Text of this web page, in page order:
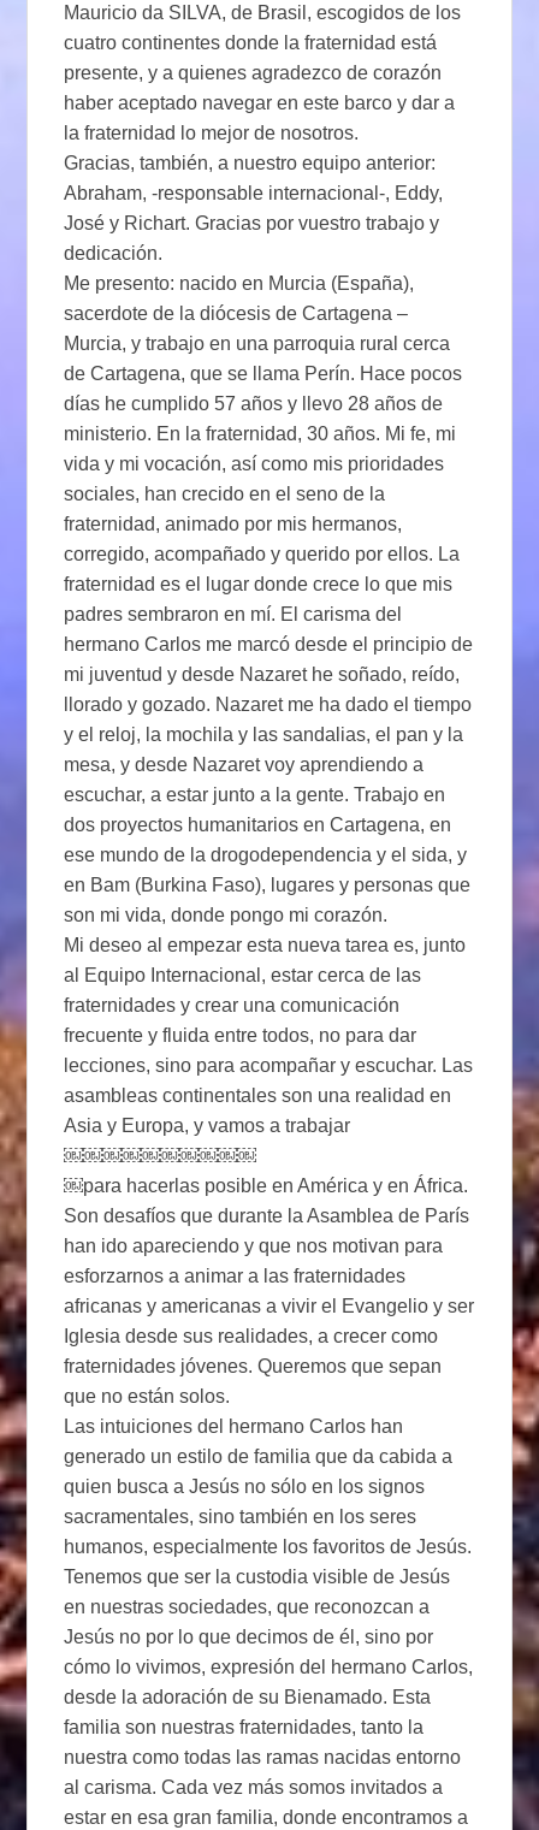
Mauricio da SILVA, de Brasil, escogidos de los
cuatro continentes donde la fraternidad está
presente, y a quienes agradezco de corazón
haber aceptado navegar en este barco y dar a
la fraternidad lo mejor de nosotros.
Gracias, también, a nuestro equipo anterior:
Abraham, -responsable internacional-, Eddy,
José y Richart. Gracias por vuestro trabajo y
dedicación.
Me presento: nacido en Murcia (España),
sacerdote de la diócesis de Cartagena –
Murcia, y trabajo en una parroquia rural cerca
de Cartagena, que se llama Perín. Hace pocos
días he cumplido 57 años y llevo 28 años de
ministerio. En la fraternidad, 30 años. Mi fe, mi
vida y mi vocación, así como mis prioridades
sociales, han crecido en el seno de la
fraternidad, animado por mis hermanos,
corregido, acompañado y querido por ellos. La
fraternidad es el lugar donde crece lo que mis
padres sembraron en mí. El carisma del
hermano Carlos me marcó desde el principio de
mi juventud y desde Nazaret he soñado, reído,
llorado y gozado. Nazaret me ha dado el tiempo
y el reloj, la mochila y las sandalias, el pan y la
mesa, y desde Nazaret voy aprendiendo a
escuchar, a estar junto a la gente. Trabajo en
dos proyectos humanitarios en Cartagena, en
ese mundo de la drogodependencia y el sida, y
en Bam (Burkina Faso), lugares y personas que
son mi vida, donde pongo mi corazón.
Mi deseo al empezar esta nueva tarea es, junto
al Equipo Internacional, estar cerca de las
fraternidades y crear una comunicación
frecuente y fluida entre todos, no para dar
lecciones, sino para acompañar y escuchar. Las
asambleas continentales son una realidad en
Asia y Europa, y vamos a trabajar
￼￼￼￼￼￼￼￼￼￼
￼para hacerlas posible en América y en África.
Son desafíos que durante la Asamblea de París
han ido apareciendo y que nos motivan para
esforzarnos a animar a las fraternidades
africanas y americanas a vivir el Evangelio y ser
Iglesia desde sus realidades, a crecer como
fraternidades jóvenes. Queremos que sepan
que no están solos.
Las intuiciones del hermano Carlos han
generado un estilo de familia que da cabida a
quien busca a Jesús no sólo en los signos
sacramentales, sino también en los seres
humanos, especialmente los favoritos de Jesús.
Tenemos que ser la custodia visible de Jesús
en nuestras sociedades, que reconozcan a
Jesús no por lo que decimos de él, sino por
cómo lo vivimos, expresión del hermano Carlos,
desde la adoración de su Bienamado. Esta
familia son nuestras fraternidades, tanto la
nuestra como todas las ramas nacidas entorno
al carisma. Cada vez más somos invitados a
estar en esa gran familia, donde encontramos a